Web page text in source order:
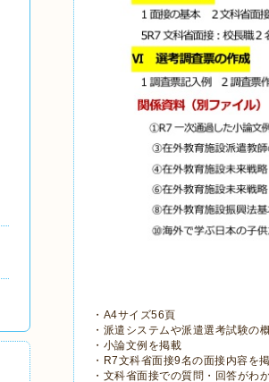
・A4サイズ56頁
・派遣システムや派遣選考試験の
・小論文例を掲載
・R7文科省面接9名の面接内容を
・文科省面接での質問・回答がわ